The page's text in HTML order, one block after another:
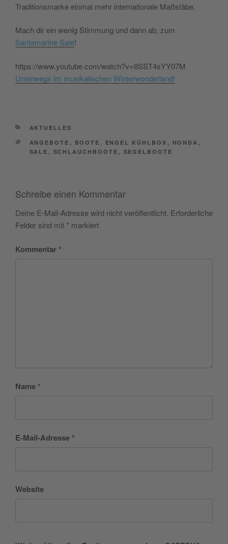
Traditionsmarke einmal mehr internationale Maßstäbe.
Mach dir ein wenig Stimmung und dann ab, zum
Santamarine Sale!
https://www.youtube.com/watch?v=8SST4sYY07M
Unterwegs im musikalischen Winterwonderland!
CATEGORIES
AKTUELLES
TAGS
ANGEBOTE , BOOTE , ENGEL KÜHLBOX , HONDA ,
SALE , SCHLAUCHBOOTE , SEGELBOOTE
Schreibe einen Kommentar
Deine E-Mail-Adresse wird nicht veröffentlicht. Erforderliche
Felder sind mit * markiert
Kommentar *
Name *
E-Mail-Adresse *
Website